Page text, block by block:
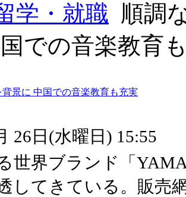
学・就職 順調
での音楽教育
景に 中国での音楽教育も充実
26日(水曜日) 15:55
世界ブランド「
してきている。販売